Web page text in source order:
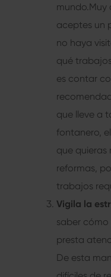
mundo.Muy
aceptes un
no haya
qué
es contar
que lleve a
fontanero,
que
reformas,
trabajos
Vigila la
saber cómo
presta
De esta